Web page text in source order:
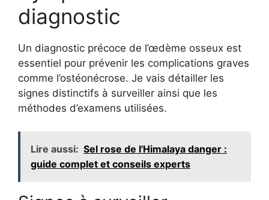
diagnostic
Un diagnostic précoce de l’œdème osseux est
essentiel pour prévenir les complications graves
comme l’ostéonécrose. Je vais détailler les
signes distinctifs à surveiller ainsi que les
méthodes d’examens utilisées.
Lire aussi: Sel rose de l'Himalaya danger :
guide complet et conseils experts